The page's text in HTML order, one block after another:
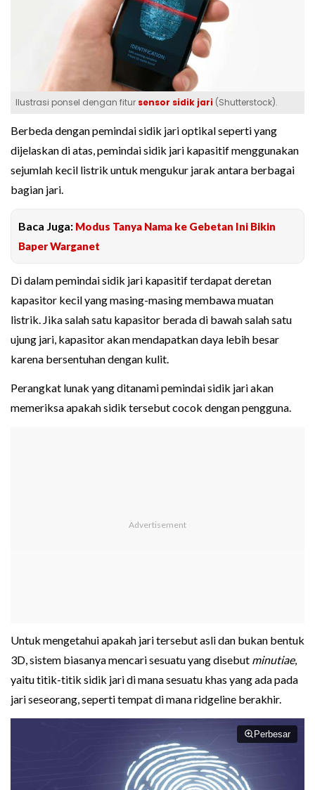
Ilustrasi ponsel dengan fitur sensor sidik jari (Shutterstock).
Berbeda dengan pemindai sidik jari optikal seperti yang
dijelaskan di atas, pemindai sidik jari kapasitif menggunakan
sejumlah kecil listrik untuk mengukur jarak antara berbagai
bagian jari.
Baca Juga: Modus Tanya Nama ke Gebetan Ini Bikin
Baper Warganet
Di dalam pemindai sidik jari kapasitif terdapat deretan
kapasitor kecil yang masing-masing membawa muatan
listrik. Jika salah satu kapasitor berada di bawah salah satu
ujung jari, kapasitor akan mendapatkan daya lebih besar
karena bersentuhan dengan kulit.
Perangkat lunak yang ditanami pemindai sidik jari akan
memeriksa apakah sidik tersebut cocok dengan pengguna.
Untuk mengetahui apakah jari tersebut asli dan bukan bentuk
3D, sistem biasanya mencari sesuatu yang disebut minutiae,
yaitu titik-titik sidik jari di mana sesuatu khas yang ada pada
jari seseorang, seperti tempat di mana ridgeline berakhir.
Perbesar